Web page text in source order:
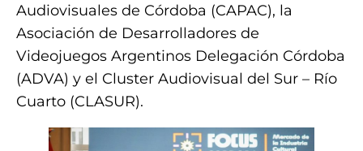
Audiovisuales de Córdoba (CAPAC), la
Asociación de Desarrolladores de
Videojuegos Argentinos Delegación Córdoba
(ADVA) y el Cluster Audiovisual del Sur – Río
Cuarto (CLASUR).